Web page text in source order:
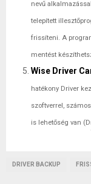
nevű
telepített
frissíteni. A
mentést
Wise Driver
hatékony Driver
szoftverrel,
is lehetőség van
DRIVER BACKUP